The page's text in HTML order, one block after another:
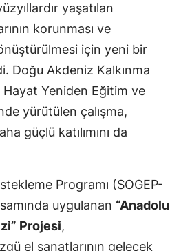
yaşatılan
korunması ve
için yeni bir
Doğu Akdeniz Kalkınma
Hayat Yeniden Eğitim ve
yürütülen çalışma,
güçlü katılımını da
Programı (SOGEP-
uygulanan “Anadolu
Projesi,
el sanatlarının gelecek